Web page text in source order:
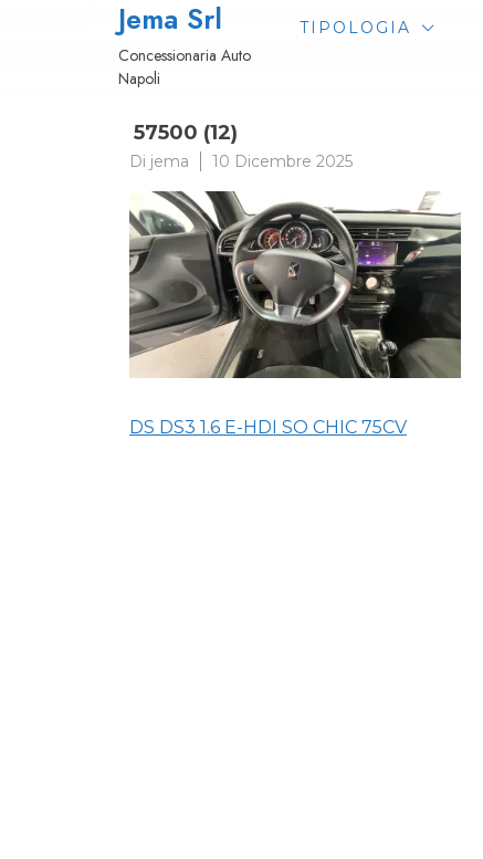
Jema Srl
Concessionaria Auto
Napoli
TIPOLOGIA
57500 (12)
Di jema 10 Dicembre 2025
Navigazione
DS DS3 1.6 E-HDI SO CHIC 75CV